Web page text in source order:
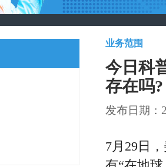
业务范围
今日科
存在吗?
发布日期：
7月29日